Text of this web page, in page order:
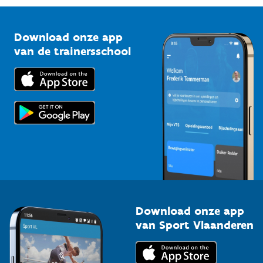
Bedrijven
Trainers en begeleiders
Topsporters
Vlaamse Trainersschool
Kennisplatform
Downloads
Voor de pers
Download onze app
van de trainersschool
Download onze app
van Sport Vlaanderen